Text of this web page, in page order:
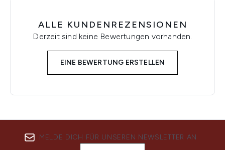
ALLE KUNDENREZENSIONEN
Derzeit sind keine Bewertungen vorhanden.
EINE BEWERTUNG ERSTELLEN
MELDE DICH FÜR UNSEREN NEWSLETTER AN